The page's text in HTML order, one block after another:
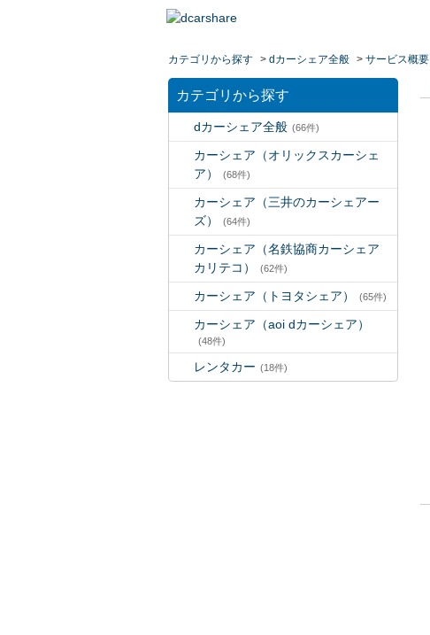
カテゴリから探す > dカーシェア全般 > サービス概要
カテゴリから探す
dカーシェア全般 (66件)
カーシェア（オリックスカーシェ
ア）
(68件)
カーシェア（三井のカーシェアー
ズ）
(64件)
カーシェア（名鉄協商カーシェア
カリテコ）
(62件)
カーシェア（トヨタシェア） (65件)
カーシェア（aoi dカーシェア）
(48件)
レンタカー (18件)